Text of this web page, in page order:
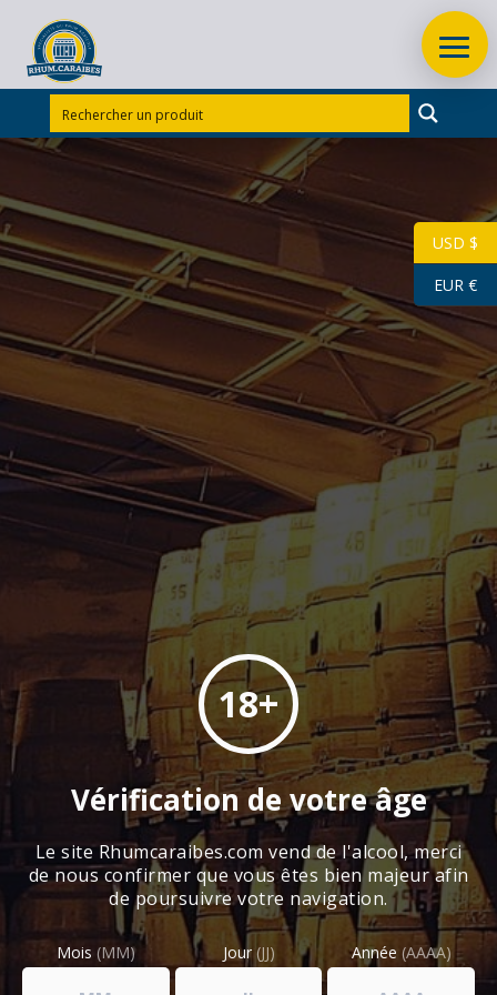
Rhums
Guadeloupe
Rhums
Martinique
Rhums
Caraïbes
Rhums
d’exception
Vins
Rhum Hardy
USD $
EUR €
18+
Vérification de votre âge
Le site Rhumcaraibes.com vend de l'alcool, merci
de nous confirmer que vous êtes bien majeur afin
de poursuivre votre navigation.
Mois (MM) Jour(JJ) Année (AAAA)